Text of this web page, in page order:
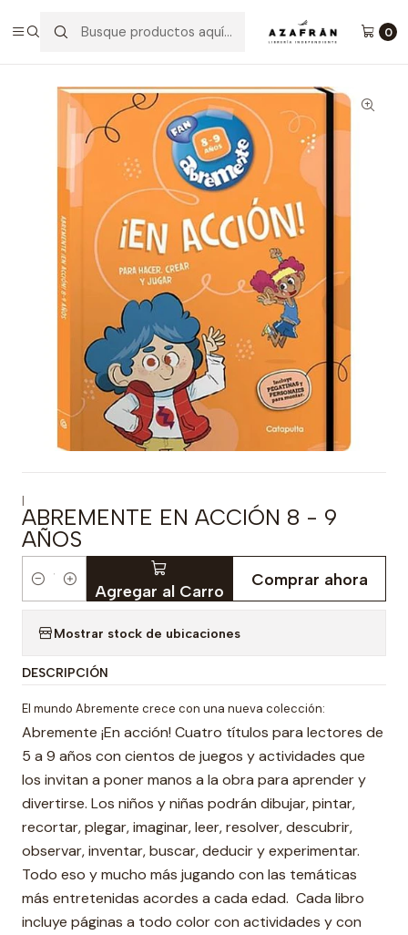
0
Abremente En Acción 8 - 9 Años
|
ABREMENTE EN ACCIÓN 8 - 9
AÑOS
Cantidad Agregar al Carro
Comprar ahora
Mostrar stock de ubicaciones
DESCRIPCIÓN
El mundo Abremente crece con una nueva colección:
Abremente ¡En acción! Cuatro títulos para lectores de
5 a 9 años con cientos de juegos y actividades que
los invitan a poner manos a la obra para aprender y
divertirse. Los niños y niñas podrán dibujar, pintar,
recortar, plegar, imaginar, leer, resolver, descubrir,
observar, inventar, buscar, deducir y experimentar.
Todo eso y mucho más jugando con las temáticas
más entretenidas acordes a cada edad. Cada libro
incluye páginas a todo color con actividades y con